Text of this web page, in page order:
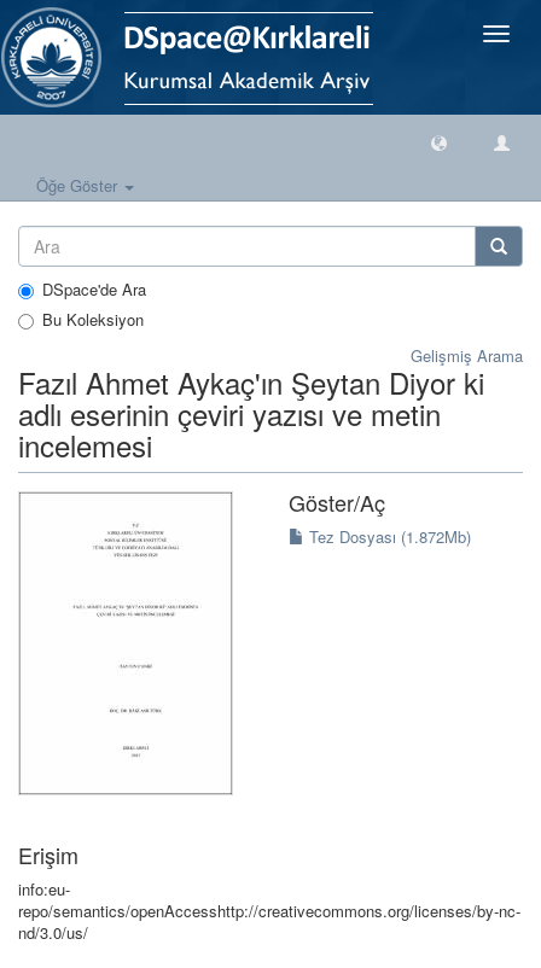
Geçiş
Öğe Göster
DSpace'de Ara
Bu Koleksiyon
Gelişmiş Arama
Fazıl Ahmet Aykaç'ın Şeytan Diyor ki
adlı eserinin çeviri yazısı ve metin
incelemesi
Göster/Aç
Tez Dosyası (1.872Mb)
Erişim
info:eu-
repo/semantics/openAccesshttp://creativecommons.org/licenses/by-nc-
nd/3.0/us/